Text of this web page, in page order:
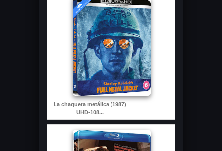
La chaqueta metálica (1987)
UHD-108...